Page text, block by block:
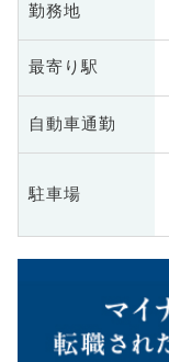
勤務地
最寄り駅
自動車通勤
駐車場